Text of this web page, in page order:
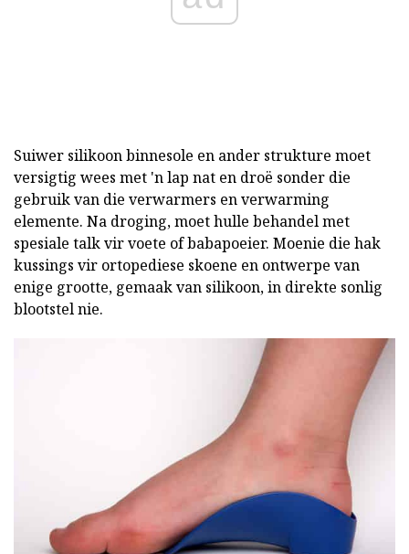
Suiwer silikoon binnesole en ander strukture moet
versigtig wees met 'n lap nat en droë sonder die
gebruik van die verwarmers en verwarming
elemente. Na droging, moet hulle behandel met
spesiale talk vir voete of babapoeier. Moenie die hak
kussings vir ortopediese skoene en ontwerpe van
enige grootte, gemaak van silikoon, in direkte sonlig
blootstel nie.